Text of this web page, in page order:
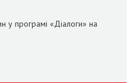
у програмі «Діалоги» на